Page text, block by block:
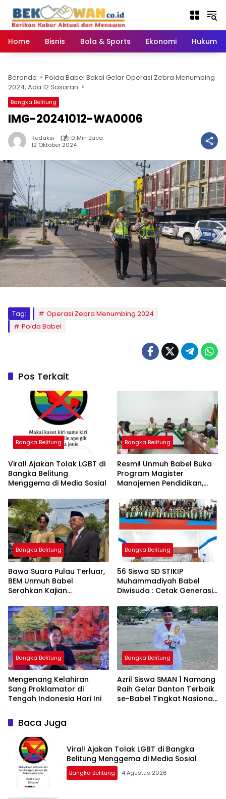
konten
Home
Bisnis Bola & Sports Ekonomi Hukum
Beranda
Polda Babel Bakal Gelar Operasi Zebra Menumbing
2024, Ada 12 Sasaran
Bangka Belitung
IMG-20241012-WA0006
Redaksi
0 Min Baca
12 Oktober 2024
Tag:
Operasi Zebra Menumbing 2024
Polda Babel
Pos Terkait
Bangka Belitung
Viral! Ajakan Tolak LGBT di
Bangka Belitung
Menggema di Media Sosial
Bangka Belitung
Resmi! Unmuh Babel Buka
Program Magister
Manajemen Pendidikan,
Bangka Belitung
Bangka Belitung
‎Bawa Suara Pulau Terluar,
BEM Unmuh Babel
Serahkan Kajian
Menteri Abdul Mu’ti
Bangka Belitung
‎56 Siswa SD STIKIP
Muhammadiyah Babel
Diwisuda : Cetak Generasi
Bangka Belitung
‎Mengenang Kelahiran
Sang Proklamator di
Bangka Belitung
‎Azril Siswa SMAN 1 Namang
Raih Gelar Danton Terbaik
se-Babel Tingkat Nasional
Baca Juga
Viral! Ajakan Tolak LGBT di Bangka
Belitung Menggema di Media Sosial
Bangka Belitung 4 Agustus 2026